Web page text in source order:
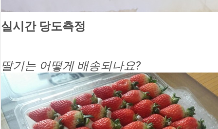
실시간 당도측정
딸기는 어떻게 배송되나요?